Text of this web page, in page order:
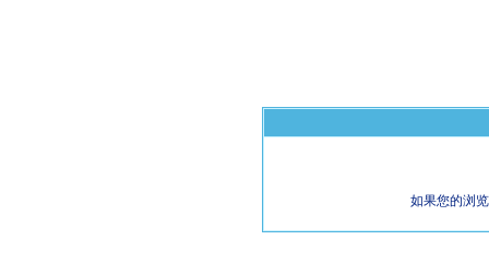
如果您的浏